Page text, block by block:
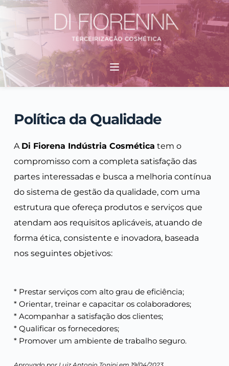
Pular
conteúdo
Política da Qualidade
A Di Fiorena Indústria Cosmética tem o
compromisso com a completa satisfação das
partes interessadas e busca a melhoria contínua
do sistema de gestão da qualidade, com uma
estrutura que ofereça produtos e serviços que
atendam aos requisitos aplicáveis, atuando de
forma ética, consistente e inovadora, baseada
nos seguintes objetivos:
* Prestar serviços com alto grau de eficiência;
* Orientar, treinar e capacitar os colaboradores;
* Acompanhar a satisfação dos clientes;
* Qualificar os fornecedores;
* Promover um ambiente de trabalho seguro.